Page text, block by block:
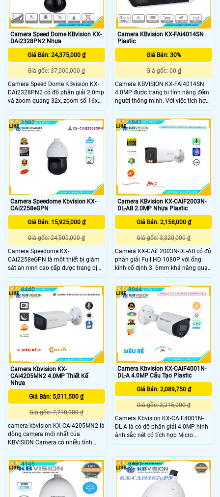
được chất lượng tốt nhất và độ chi
Camera Speed Dome KBvision KX-
DAi2328PN2 Nhựa
Giá Bán: 24,375,000 ₫
Giá gốc: 37,500,000 ₫
Camera Speed Dome KBvision KX-
DAi2328PN2 có độ phân giải 2.0mp
và zoom quang 32x, zoom số 16x
cho phép người dùng quan sát chi
tiết từng góc nhìn với khoảng cách
xa. Camera KBVISION KX-
DAI2328PN2 hỗ trợ cân bằng ánh
sáng, tự động lấy nét, chức năng
Day/Night(ICR) cảm biến ngày/đêm,
giúp cho hình ảnh luôn sắc nét dù ở
điều kiện ánh sáng thay đổi
Camera KBvision KX-FAi4014SN
Plastic
Giá Bán: 30%
Giá gốc: 00 ₫
Camera KBVISION KX-FAi4014SN
4.0MP được trang bị tính năng đếm
người thông minh. Với việc tích hợp
công nghệ tiên tiến, sản phẩm có
khả năng đếm người qua vạch, đếm
người trong khu vực, kiểm soát xếp
quỹ đạo thông minh. Camera IP
đếm người KX-FAi4014SN 4
Camera Speedome Kbvision KX-
CAi2258eGPN
Giá Bán: 15,925,000 ₫
Giá gốc: 24,500,000 ₫
Camera Speedome KX-
CAi2258eGPN là một thiết bị giám
sát an ninh cao cấp được trang bị
ống kính zoom quang học với khả
năng zoom quang học 25X và
phạm vi tiêu cự từ 4. 8mm đến
120mm camera này cung cấp khả
năng điều chỉnh góc nhìn linh hoạt
và chi tiết cho phép người dùng
quan sát từ xa một cách hiệu quả
1582
Camera KBvision KX-CAiF2003N-
DL-AB 2.0MP Nhựa Plastic
Giá Bán: 2,158,000 ₫
Giá gốc: 3,320,000 ₫
Camera KX-CAiF2003N-DL-AB có độ
phân giải Full HD 1080P với ống
kính cố định 3. 6mm khả năng quan
sát rõ nét cả ngày lẫn đêm với đèn
hồng ngoại thông minh có tầm
quan sát lên đến 35m.
1941
Camera Kbvision KX-
CAi4205MN2 4.0MP Thiết Kế
Nhựa
Giá Bán: 5,011,500 ₫
Giá gốc: 7,710,000 ₫
camera kbvision KX-CAi4205MN2 là
dòng camera mới nhất của
KBVISION Camera có nhiều tính
năng AI nổi bật như nhận diện
khuôn mặt, hàng rào ảo, ngoài ra
camera còn hỗ trợ ống kính đa tiêu
cự giúp người dùng có thể phóng to
thu nhỏ hình ảnh với camera có độ
phân giải 4.0MP mang đến hình
6440
Camera Kbvision KX-CAiF4001N-
DL-A 4.0MP Cấu Tạo Plastic
Giá Bán: 2,089,750 ₫
Giá gốc: 3,215,000 ₫
Camera Kbvision KX-CAiF4001N-
DL-A là có độ phân giải 4.0MP hình
ảnh sắc nét có tích hợp Micro
camera Kbvision KX-CAiF4001N-DL-
DWDR tích hợp đèn LED trợ sáng với
khoảng cách 30m camera hỗ trợ
tiêu chuẩn IP67 có thể lắp đặt
camera cả trong nhà lẫn ngoài trời
3044
4145 3481